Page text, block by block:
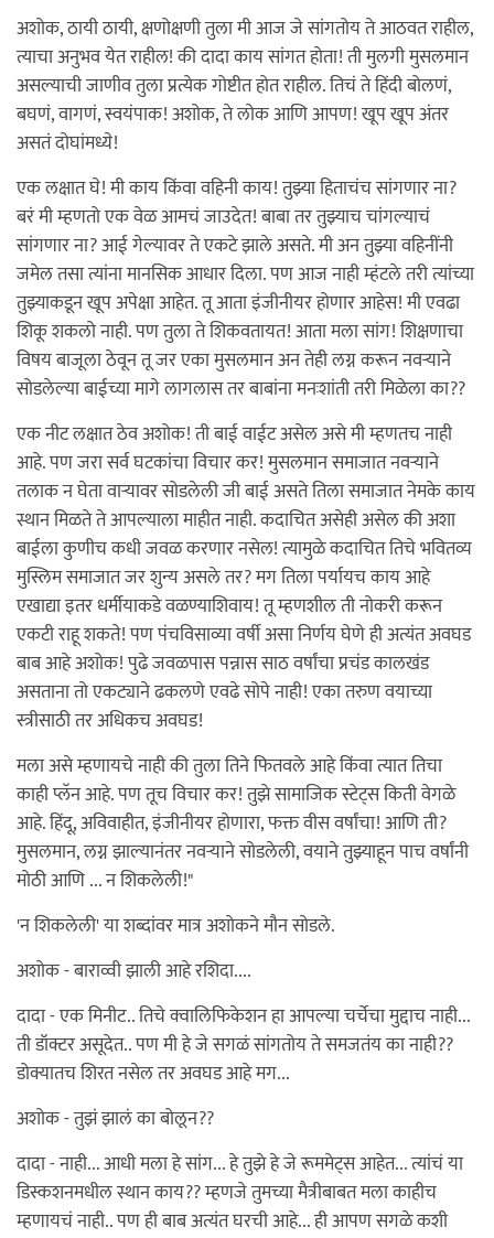
अशोक, ठायी ठायी, क्षणोक्षणी तुला मी आज जे सांगतोय ते आठवत राहील,
त्याचा अनुभव येत राहील! की दादा काय सांगत होता! ती मुलगी मुसलमान
असल्याची जाणीव तुला प्रत्येक गोष्टीत होत राहील. तिचं ते हिंदी बोलणं,
बघणं, वागणं, स्वयंपाक! अशोक, ते लोक आणि आपण! खूप खूप अंतर
असतं दोघांमध्ये!
एक लक्षात घे! मी काय किंवा वहिनी काय! तुझ्या हिताचंच सांगणार ना?
बरं मी म्हणतो एक वेळ आमचं जाउदेत! बाबा तर तुझ्याच चांगल्याचं
सांगणार ना? आई गेल्यावर ते एकटे झाले असते. मी अन तुझ्या वहिनींनी
जमेल तसा त्यांना मानसिक आधार दिला. पण आज नाही म्हंटले तरी त्यांच्या
तुझ्याकडून खूप अपेक्षा आहेत. तू आता इंजीनीयर होणार आहेस! मी एवढा
शिकू शकलो नाही. पण तुला ते शिकवतायत! आता मला सांग! शिक्षणाचा
विषय बाजूला ठेवून तू जर एका मुसलमान अन तेही लग्न करून नवर्‍याने
सोडलेल्या बाईच्या मागे लागलास तर बाबांना मनःशांती तरी मिळेला का??
एक नीट लक्षात ठेव अशोक! ती बाई वाईट असेल असे मी म्हणतच नाही
आहे. पण जरा सर्व घटकांचा विचार कर! मुसलमान समाजात नवर्‍याने
तलाक न घेता वार्‍यावर सोडलेली जी बाई असते तिला समाजात नेमके काय
स्थान मिळते ते आपल्याला माहीत नाही. कदाचित असेही असेल की अशा
बाईला कुणीच कधी जवळ करणार नसेल! त्यामुळे कदाचित तिचे भवितव्य
मुस्लिम समाजात जर शुन्य असले तर? मग तिला पर्यायच काय आहे
एखाद्या इतर धर्मीयाकडे वळण्याशिवाय! तू म्हणशील ती नोकरी करून
एकटी राहू शकते! पण पंचविसाव्या वर्षी असा निर्णय घेणे ही अत्यंत अवघड
बाब आहे अशोक! पुढे जवळपास पन्नास साठ वर्षांचा प्रचंड कालखंड
असताना तो एकट्याने ढकलणे एवढे सोपे नाही! एका तरुण वयाच्या
स्त्रीसाठी तर अधिकच अवघड!
मला असे म्हणायचे नाही की तुला तिने फितवले आहे किंवा त्यात तिचा
काही प्लॅन आहे. पण तूच विचार कर! तुझे सामाजिक स्टेट्स किती वेगळे
आहे. हिंदू, अविवाहीत, इंजीनीयर होणारा, फक्त वीस वर्षांचा! आणि ती?
मुसलमान, लग्न झाल्यानंतर नवर्‍याने सोडलेली, वयाने तुझ्याहून पाच वर्षांनी
मोठी आणि ... न शिकलेली!"
'न शिकलेली' या शब्दांवर मात्र अशोकने मौन सोडले.
अशोक - बाराव्वी झाली आहे रशिदा....
दादा - एक मिनीट.. तिचे क्वालिफिकेशन हा आपल्या चर्चेचा मुद्दाच नाही...
ती डॉक्टर असूदेत.. पण मी हे जे सगळं सांगतोय ते समजतंय का नाही??
डोक्यातच शिरत नसेल तर अवघड आहे मग...
अशोक - तुझं झालं का बोलून??
दादा - नाही... आधी मला हे सांग... हे तुझे हे जे रूममेट्स आहेत... त्यांचं या
डिस्कशनमधील स्थान काय?? म्हणजे तुमच्या मैत्रीबाबत मला काहीच
म्हणायचं नाही.. पण ही बाब अत्यंत घरची आहे... ही आपण सगळे कशी